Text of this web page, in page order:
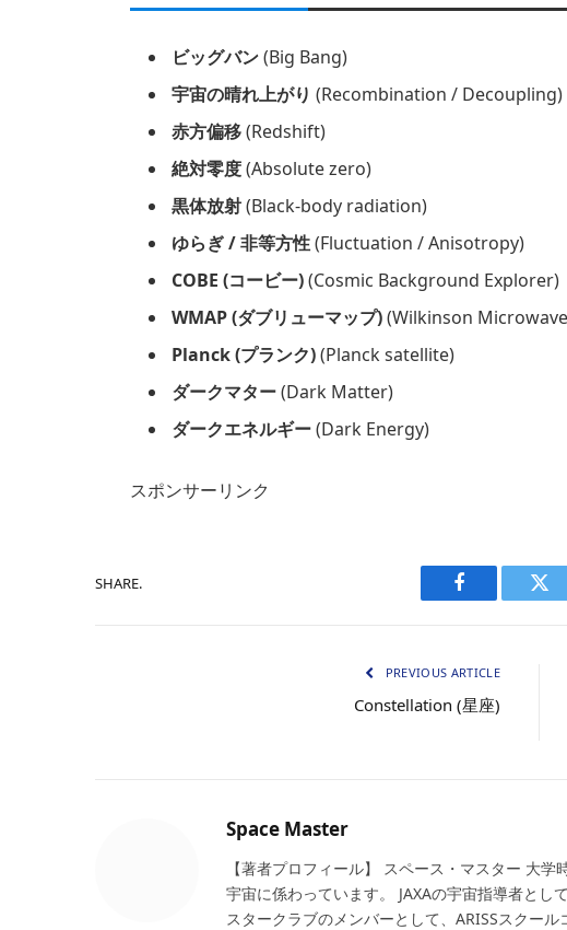
ビッグバン(Big Bang)
宇宙の晴れ上がり (Recombination / Decoupling)
赤方偏移(Redshift)
絶対零度(Absolute zero)
黒体放射(Black-body radiation)
ゆらぎ / 非等方性(Fluctuation / Anisotropy)
COBE (コービー)(Cosmic Background Explorer)
WMAP (ダブリューマップ)(Wilkinson
Planck (プランク)(Planck satellite)
ダークマター(Dark Matter)
ダークエネルギー(Dark Energy)
スポンサーリンク
SHARE.
Facebook
PREVIOUS ARTICLE
Constellation (星座)
Space Master
【著者プロフィール】 スペース・マスター 大
宇宙に係わっています。 JAXAの宇宙指導者とし
スタークラブのメンバーとして、ARISSスクール